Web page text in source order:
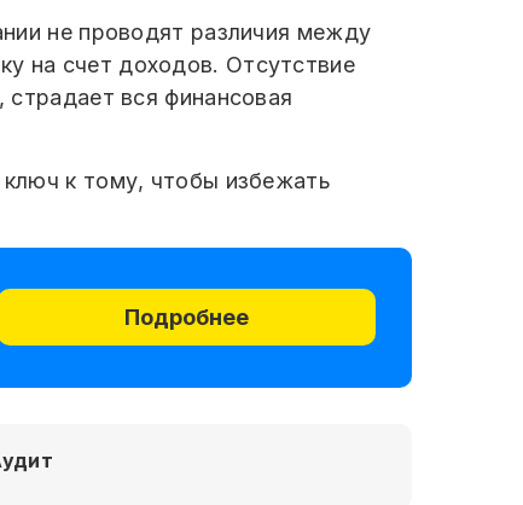
не проводят различия между
на счет доходов. Отсутствие
вся финансовая
ключ к тому, чтобы избежать
Подробнее